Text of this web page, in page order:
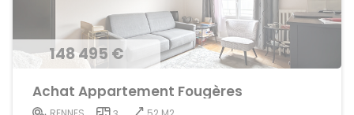
148 495 €
Achat Appartement Fougères